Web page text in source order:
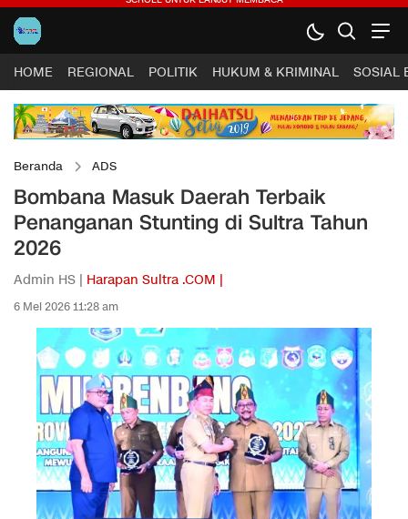
HOME REGIONAL POLITIK HUKUM & KRIMINAL SOSIAL
Beranda ADS
Bombana Masuk Daerah Terbaik
Penanganan Stunting di Sultra Tahun
2026
Admin HS | Harapan Sultra .COM |
6 Mei 2026 11:28 am